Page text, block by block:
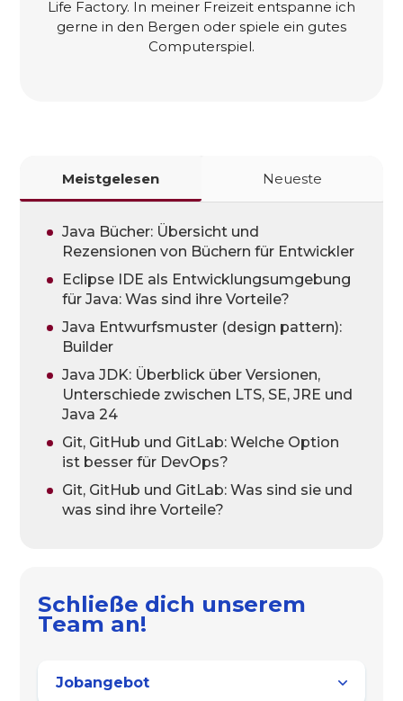
Life Factory. In meiner Freizeit entspanne ich
gerne in den Bergen oder spiele ein gutes
Computerspiel.
Meistgelesen Neueste
Java Bücher: Übersicht und
Rezensionen von Büchern für Entwickler
Eclipse IDE als Entwicklungsumgebung
für Java: Was sind ihre Vorteile?
Java Entwurfsmuster (design pattern):
Builder
Java JDK: Überblick über Versionen,
Unterschiede zwischen LTS, SE, JRE und
Java 24
Git, GitHub und GitLab: Welche Option
ist besser für DevOps?
Git, GitHub und GitLab: Was sind sie und
was sind ihre Vorteile?
Schließe dich unserem
Team an!